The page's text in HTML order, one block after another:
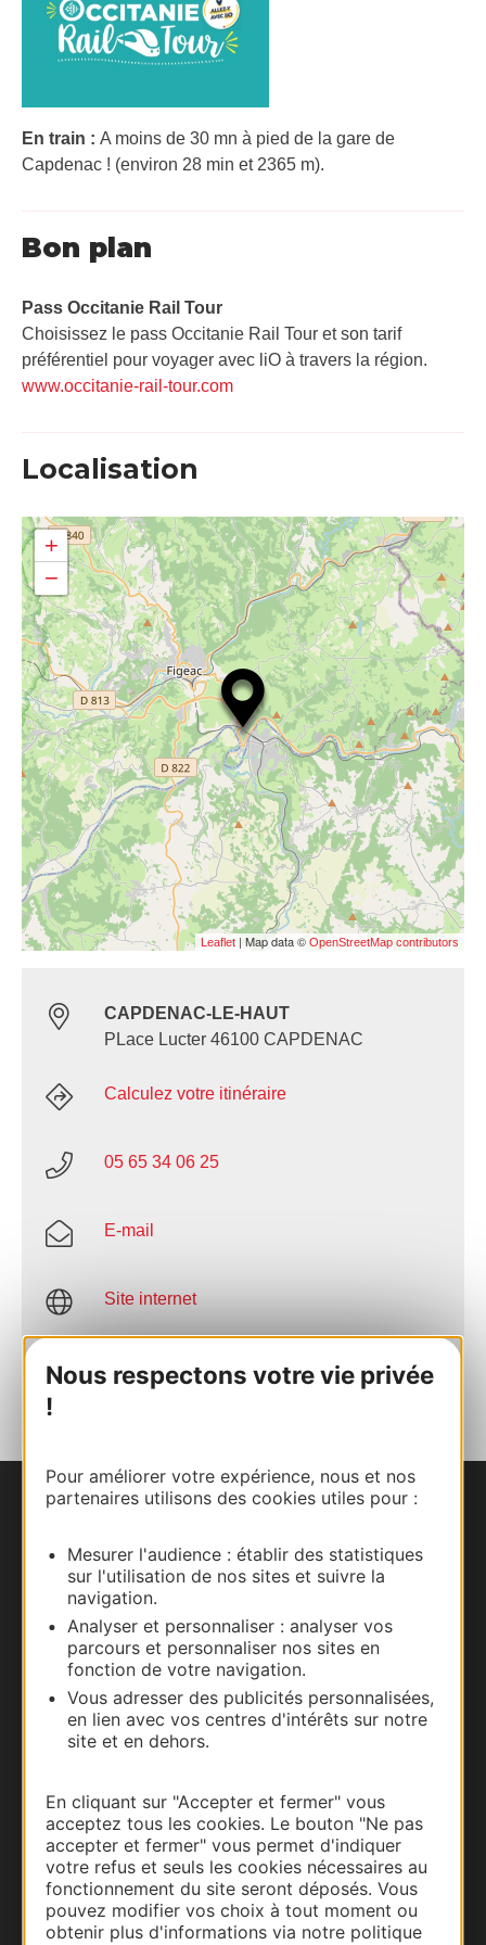
Nous respectons votre vie privée
!
Pour améliorer votre expérience, nous et nos
partenaires utilisons des cookies utiles pour :
Mesurer l'audience : établir des statistiques
sur l'utilisation de nos sites et suivre la
navigation.
Analyser et personnaliser : analyser vos
parcours et personnaliser nos sites en
fonction de votre navigation.
Vous adresser des publicités personnalisées,
en lien avec vos centres d'intérêts sur notre
site et en dehors.
En cliquant sur "Accepter et fermer" vous
acceptez tous les cookies. Le bouton "Ne pas
accepter et fermer" vous permet d'indiquer
votre refus et seuls les cookies nécessaires au
fonctionnement du site seront déposés. Vous
pouvez modifier vos choix à tout moment ou
obtenir plus d'informations via notre politique
En train : A moins de 30 mn à pied de la gare de
Capdenac ! (environ 28 min et 2365 m).
Bon plan
Pass Occitanie Rail Tour​
Choisissez le pass Occitanie Rail Tour et son tarif
préférentiel pour voyager avec liO à travers la région.
www.occitanie-rail-tour.com
Localisation
+
−
Leaflet | Map data © OpenStreetMap contributors
CAPDENAC-LE-HAUT
PLace Lucter 46100 CAPDENAC
Calculez votre itinéraire
05 65 34 06 25
E-mail
Site internet
AU CARNET
Carte interactive
Documentation
Thermalisme
Business/Mice